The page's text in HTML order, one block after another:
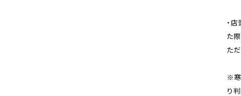
・
た
ただ
※寒
り